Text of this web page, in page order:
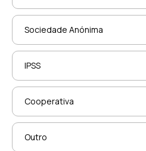
Sociedade Anónima
IPSS
Cooperativa
Outro